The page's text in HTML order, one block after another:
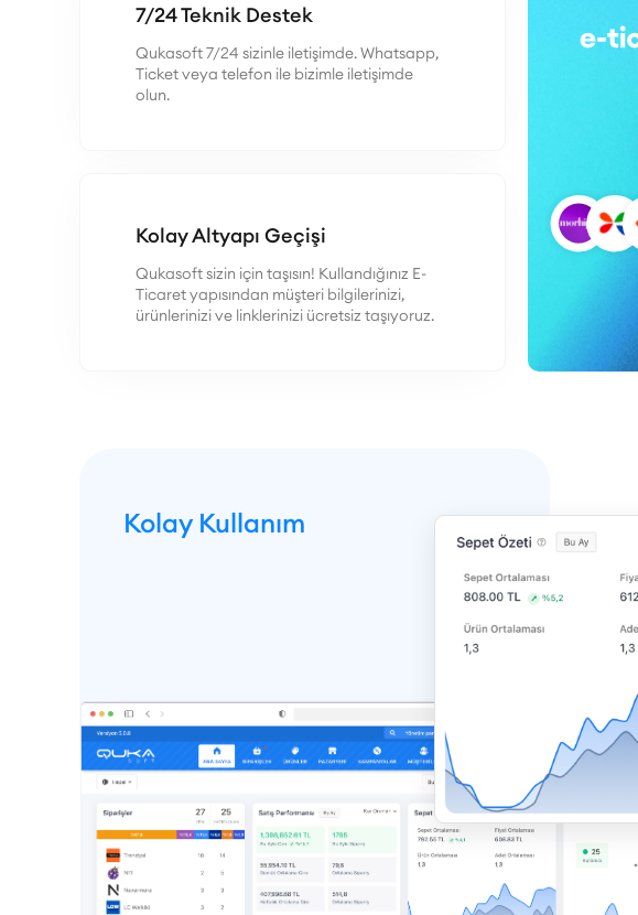
7/24 Teknik Destek
Qukasoft 7/24 sizinle iletişimde. Whatsapp,
Ticket veya telefon ile bizimle iletişimde
olun.
Kolay Altyapı Geçişi
Qukasoft sizin için taşısın! Kullandığınız E-
Ticaret yapısından müşteri bilgilerinizi,
ürünlerinizi ve linklerinizi ücretsiz taşıyoruz.
Kolay Kullanım